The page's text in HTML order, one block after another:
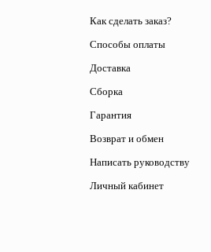
Как сделать заказ?
Способы оплаты
Доставка
Сборка
Гарантия
Возврат и обмен
Написать руководству
Личный кабинет